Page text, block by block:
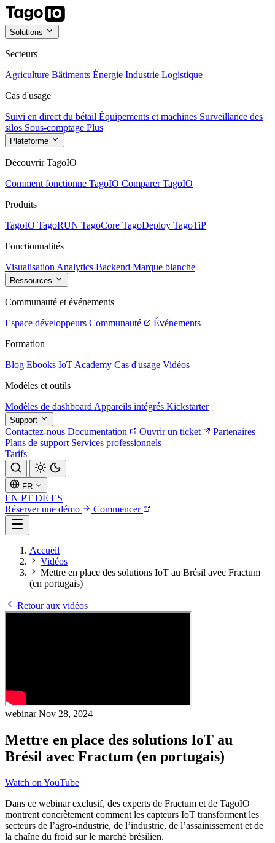
Solutions
Secteurs
Agriculture Bâtiments Énergie Industrie Logistique
Cas d'usage
Suivi en direct du bétail Équipements et machines Surveillance des
silos Sous-comptage Plus
Plateforme
Découvrir TagoIO
Comment fonctionne TagoIO Comparer TagoIO
Produits
TagoIO TagoRUN TagoCore TagoDeploy TagoTiP
Fonctionnalités
Visualisation Analytics Backend Marque blanche
Ressources
Communauté et événements
Espace développeurs Communauté
Événements
Formation
Blog Ebooks IoT Academy Cas d'usage Vidéos
Modèles et outils
Modèles de dashboard Appareils intégrés Kickstarter
Support
Contactez-nous Documentation Ouvrir un ticket
Partenaires
Plans de support Services professionnels
Tarifs
FR
EN PT DE ES
Réserver une démo
Commencer
Accueil
Vidéos
Mettre en place des solutions IoT au Brésil avec Fractum
(en portugais)
Retour aux vidéos
webinarNov 28, 2024
Mettre en place des solutions IoT au
Brésil avec Fractum (en portugais)
Watch on YouTube
Dans ce webinar exclusif, des experts de Fractum et de TagoIO
montrent concrètement comment les capteurs IoT transforment les
secteurs de l’agro-industrie, de l’industrie, de l’assainissement et de
la chaîne du froid sur le marché brésilien.